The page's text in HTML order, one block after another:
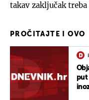
takav zaključak
PROČITAJTE I OVO
put